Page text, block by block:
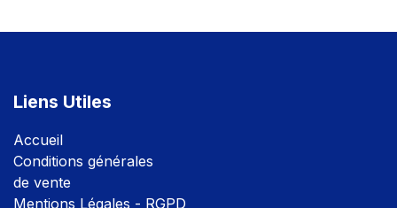
Liens Utiles
Accueil
Conditions générales
de vente
Mentions Légales - RGPD